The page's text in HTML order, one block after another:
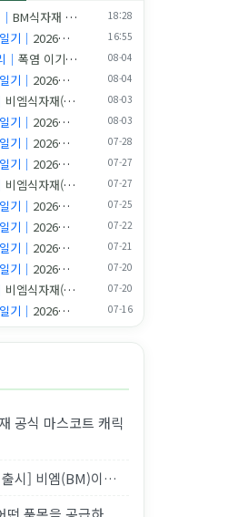
BM식자재 공식 마스코트 캐릭터 「비엠이(BM-i)」를 공개합니다 18:28
기｜ 2026년 08월 07일 새벽 시장일기 16:55
폭염 이기는 8월 제철 식재료와 2026 외식 트렌드 | 부산식재료는 비엠 08-04
기｜ 2026년 08월 04일 새벽 시장일기 08-04
비엠식자재(BM Food) 주간식단표 (2026.08.03~08.09) | 8월의… 08-03
기｜ 2026년 08월 03일 새벽 시장일기 08-03
기｜ 2026년 07월 28일 새벽 시장일기 07-28
기｜ 2026년 07월 27일 새벽 시장일기 07-27
비엠식자재(BM Food) 주간식단표 (2026.07.27~08.02) | 7월을… 07-27
기｜ 2026년 07월 25일 새벽 시장일기 07-25
기｜ 2026년 07월 22일 새벽 시장일기 07-22
기｜ 2026년 07월 21일 새벽 시장일기 07-21
기｜ 2026년 07월 20일 새벽 시장일기 07-20
비엠식자재(BM Food) 주간식단표 (2026.07.20~07.26) | 깻잎이… 07-20
기｜ 2026년 07월 16일 새벽 시장일기 07-16
공식 마스코트 캐릭
출시] 비엠(BM)이…